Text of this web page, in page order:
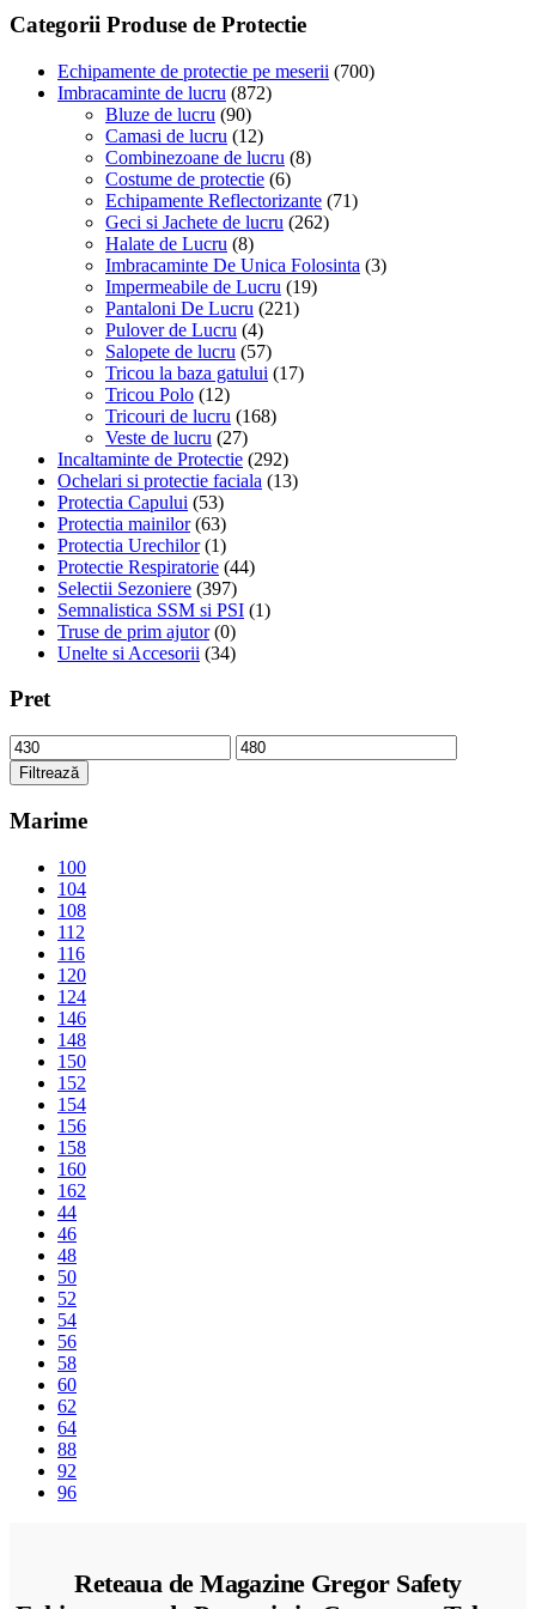
variații.
Opțiunile
alese
produsului.
Categorii Produse de Protectie
Echipamente de protectie pe meserii (700)
Imbracaminte de lucru (872)
Bluze de lucru (90)
Camasi de lucru (12)
Combinezoane de lucru (8)
Costume de protectie (6)
Echipamente Reflectorizante (71)
Geci si Jachete de lucru (262)
Halate de Lucru (8)
Imbracaminte De Unica Folosinta (3)
Impermeabile de Lucru (19)
Pantaloni De Lucru (221)
Pulover de Lucru (4)
Salopete de lucru (57)
Tricou la baza gatului (17)
Tricou Polo (12)
Tricouri de lucru (168)
Veste de lucru (27)
Incaltaminte de Protectie (292)
Ochelari si protectie faciala (13)
Protectia Capului (53)
Protectia mainilor (63)
Protectia Urechilor (1)
Protectie Respiratorie (44)
Selectii Sezoniere (397)
Semnalistica SSM si PSI (1)
Truse de prim ajutor (0)
Unelte si Accesorii (34)
Pret
Preț
minim
Preț
maxim
Filtrează
Marime
100
104
108
112
116
120
124
146
148
150
152
154
156
158
160
162
44
46
48
50
52
54
56
58
60
62
64
88
92
96
Reteaua de Magazine Gregor Safety